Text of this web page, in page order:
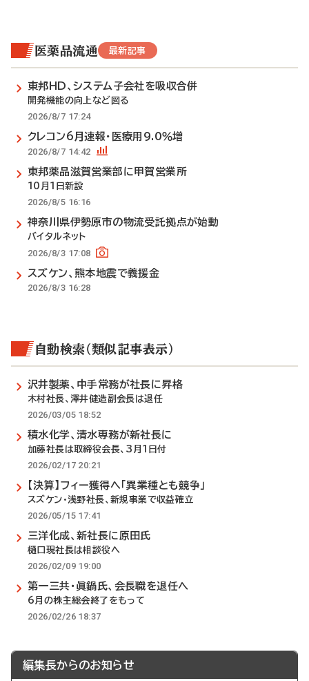
医薬品流通 最新記事
東邦HD、システム子会社を吸収合併
開発機能の向上など図る
2026/8/7 17:24
クレコン6月速報・医療用9.0％増
2026/8/7 14:42
東邦薬品滋賀営業部に甲賀営業所
10月1日新設
2026/8/5 16:16
神奈川県伊勢原市の物流受託拠点が始動
バイタルネット
2026/8/3 17:08
スズケン、熊本地震で義援金
2026/8/3 16:28
自動検索（類似記事表示）
沢井製薬、中手常務が社長に昇格
木村社長、澤井健造副会長は退任
2026/03/05 18:52
積水化学、清水専務が新社長に
加藤社長は取締役会長、3月1日付
2026/02/17 20:21
【決算】フィー獲得へ「異業種とも競争」
スズケン・浅野社長、新規事業で収益確立
2026/05/15 17:41
三洋化成、新社長に原田氏
樋口現社長は相談役へ
2026/02/09 19:00
第一三共・眞鍋氏、会長職を退任へ
6月の株主総会終了をもって
2026/02/26 18:37
編集長からのお知らせ